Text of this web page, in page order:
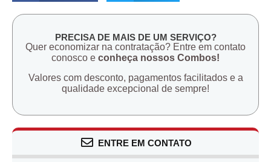
PRECISA DE MAIS DE UM SERVIÇO?
Quer economizar na contratação? Entre em contato
conosco e conheça nossos Combos!
Valores com desconto, pagamentos facilitados e a
qualidade excepcional de sempre!
ENTRE EM CONTATO